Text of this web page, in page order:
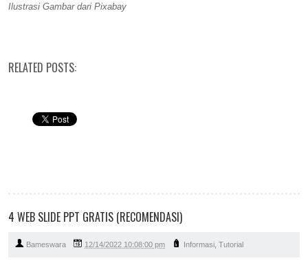
Ilustrasi Gambar dari Pixabay
RELATED POSTS:
4 WEB SLIDE PPT GRATIS (RECOMENDASI)
Bameswara 12/14/2022 10:08:00 pm Informasi Tutorial